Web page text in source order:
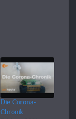
Die Corona-
Chronik